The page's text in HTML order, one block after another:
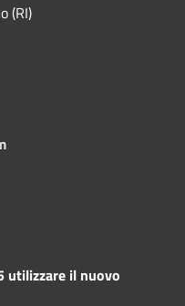
(RI)
utilizzare il nuovo